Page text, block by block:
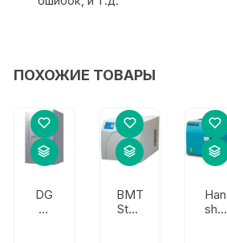
ПОХОЖИЕ ТОВАРЫ
DG
M
BMT
Steri
Han
shin